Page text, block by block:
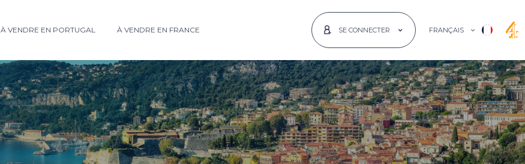
À VENDRE EN PORTUGAL À VENDRE EN FRANCE SE CONNECTER FRANÇAIS